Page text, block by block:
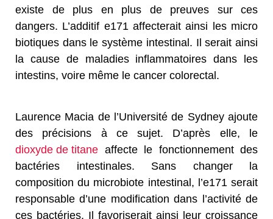
existe de plus en plus de preuves sur ces
dangers. L’additif e171 affecterait ainsi les micro
biotiques dans le système intestinal. Il serait ainsi
la cause de maladies inflammatoires dans les
intestins, voire même le cancer colorectal.
Laurence Macia de l’Université de Sydney ajoute
des précisions à ce sujet. D’après elle, le
dioxyde de titane affecte le fonctionnement des
bactéries intestinales. Sans changer la
composition du microbiote intestinal, l’e171 serait
responsable d’une modification dans l’activité de
ces bactéries. Il favoriserait ainsi leur croissance